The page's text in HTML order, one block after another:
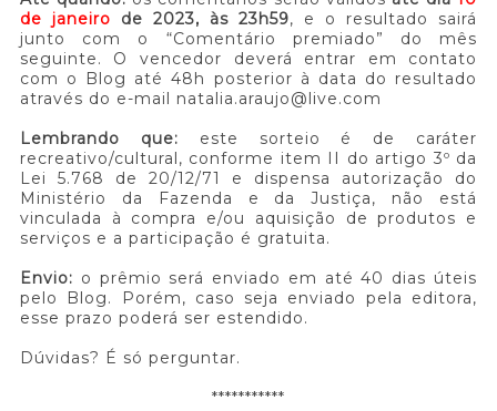
de janeiro de 2023, às 23h59, e o resultado sairá
junto com o “Comentário premiado” do mês
seguinte. O vencedor deverá entrar em contato
com o Blog até 48h posterior à data do resultado
através do e-mail natalia.araujo@live.com
Lembrando que: este sorteio é de caráter
recreativo/cultural, conforme item II do artigo 3º da
Lei 5.768 de 20/12/71 e dispensa autorização do
Ministério da Fazenda e da Justiça, não está
vinculada à compra e/ou aquisição de produtos e
serviços e a participação é gratuita.
Envio: o prêmio será enviado em até 40 dias úteis
pelo Blog. Porém, caso seja enviado pela editora,
esse prazo poderá ser estendido.
Dúvidas? É só perguntar.
***********